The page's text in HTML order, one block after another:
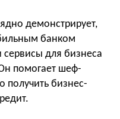
демонстрирует,
банком
для бизнеса
помогает шеф-
получить бизнес-